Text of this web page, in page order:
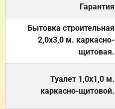
Гарантия
Бытовка строительная
2,0х3,0 м. каркасно-
щитовая.
Туалет 1,0х1,0 м.
каркасно-щитовой.